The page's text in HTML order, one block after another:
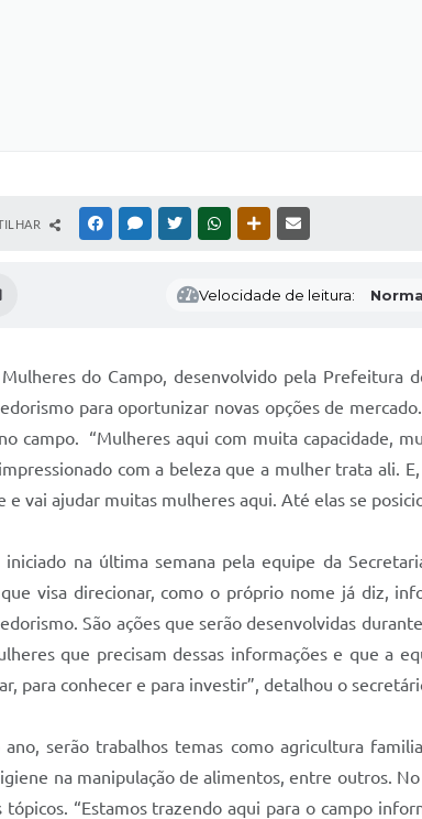
FACEBOOKMESSENGER
TWITTERWHATSAPPOUTRAS MÍDIAS
Velocidade de leitura:
do Campo, desenvolvido pela Prefeitura
paraoportunizar novas opções de
campo. “Mulheres aqui com muita capacidade,
com a beleza que a mulher trata ali.
e vai ajudar muitas mulheres aqui. Até elas se
na última semana pela equipe da
visa direcionar, como o próprio nome já diz,
São ações que serão desenvolvidas
que precisam dessas informações e que a
para conhecer e para investir”, detalhou o
serão trabalhos temas como agricultura
na manipulação de alimentos, entre outros.
tópicos. “Estamos trazendo aqui para o campo